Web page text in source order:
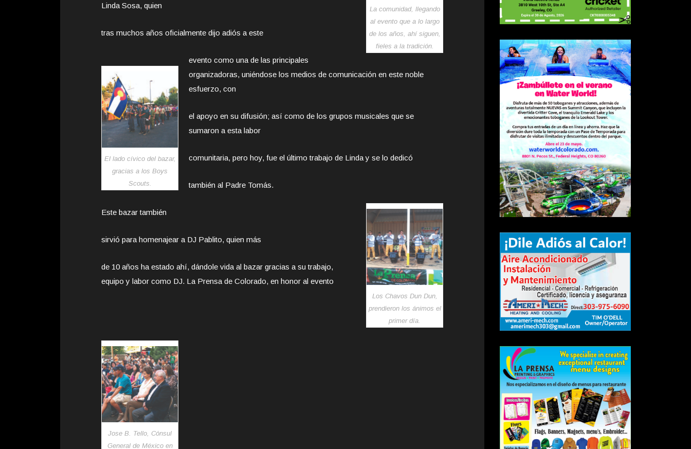
La comunidad, llegando
al evento que a lo largo
de los años, ahí siguen,
fieles a la tradición.
El lado cívico del bazar,
gracias a los Boys
Scouts.
Linda Sosa, quien
Los Chavos Dun Dun,
prendieron los ánimos el
primer día.
tras muchos años oficialmente dijo adiós a este
Jose B. Tello, Cónsul
General de México en
evento como una de las principales
organizadoras, uniéndose los medios de comunicación en este noble
esfuerzo, con
el apoyo en su difusión; así como de los grupos musicales que se
sumaron a esta labor
comunitaria, pero hoy, fue el último trabajo de Linda y se lo dedicó
también al Padre Tomás.
Este bazar también
sirvió para homenajear a DJ Pablito, quien más
de 10 años ha estado ahí, dándole vida al bazar gracias a su trabajo,
equipo y labor como DJ. La Prensa de Colorado, en honor al evento